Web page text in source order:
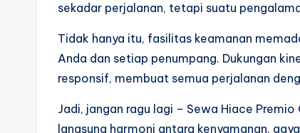
sekadar perjalanan, tetapi suatu
Tidak hanya itu, fasilitas keamanan
Anda dan setiap penumpang. Dukungan
responsif, membuat semua perjalanan
Jadi, jangan ragu lagi – Sewa Hiace
langsung harmoni antara kenyamanan,